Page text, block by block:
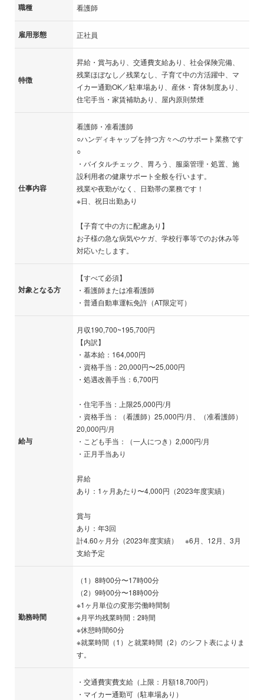
職種 看護師
雇用形態 正社員
特徴
昇給・賞与あり、交通費支給あり、社会保険完備、
残業ほぼなし／残業なし、子育て中の方活躍中、マ
イカー通勤OK／駐車場あり、産休・育休制度あり、
住宅手当・家賃補助あり、屋内原則禁煙
仕事内容
看護師・准看護師
○ハンディキャップを持つ方々へのサポート業務です
○
・バイタルチェック、胃ろう、服薬管理・処置、施
設利用者の健康サポート全般を行います。
残業や夜勤がなく、日勤帯の業務です！
※日、祝日出勤あり
【子育て中の方に配慮あり】
お子様の急な病気やケガ、学校行事等でのお休み等
対応いたします。
対象となる方
【すべて必須】
・看護師または准看護師
・普通自動車運転免許（AT限定可）
給与
月収190,700~195,700円
【内訳】
・基本給：164,000円
・資格手当：20,000円〜25,000円
・処遇改善手当：6,700円
・住宅手当：上限25,000円/月
・資格手当：（看護師）25,000円/月、（准看護師）
20,000円/月
・こども手当：（一人につき）2,000円/月
・正月手当あり
昇給
あり：1ヶ月あたり〜4,000円（2023年度実績）
賞与
あり：年3回
計4.60ヶ月分（2023年度実績） ※6月、12月、3月
支給予定
勤務時間
（1）8時00分〜17時00分
（2）9時00分〜18時00分
※1ヶ月単位の変形労働時間制
※月平均残業時間：2時間
※休憩時間60分
※就業時間（1）と就業時間（2）のシフト表によりま
す。
・交通費実費支給（上限：月額18,700円）
・マイカー通勤可（駐車場あり）